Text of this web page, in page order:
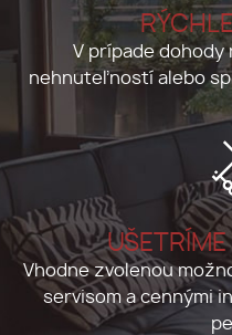
V prípade dohody
nehnuteľností alebo
Vhodne zvolenou
servisom a cennými